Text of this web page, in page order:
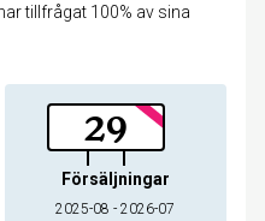
tillfrågat 100% av sina
29
Försäljningar
2025-08 - 2026-07